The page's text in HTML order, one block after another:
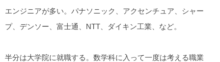
エンジニアが多い。パナソニック、アクセンチュア、シャー
プ、デンソー、富士通、NTT、ダイキン工業、など。
半分は大学院に就職する。数学科に入って一度は考える職業